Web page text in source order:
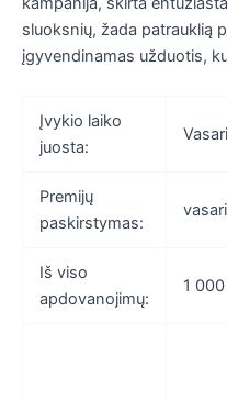
sluoksnių, žada patrauklią
įgyvendinamas užduotis,
Įvykio laiko
juosta:
Premijų
paskirstymas:
Iš viso
apdovanojimų:
1